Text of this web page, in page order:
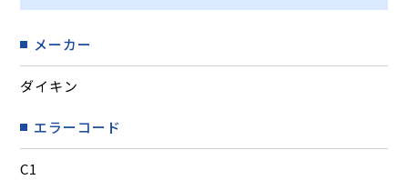
メーカー
ダイキン
エラーコード
C1